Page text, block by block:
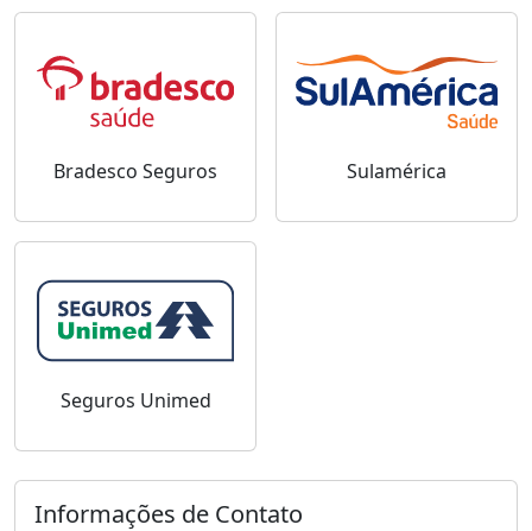
Bradesco Seguros Sulamérica
Seguros Unimed
Informações de Contato